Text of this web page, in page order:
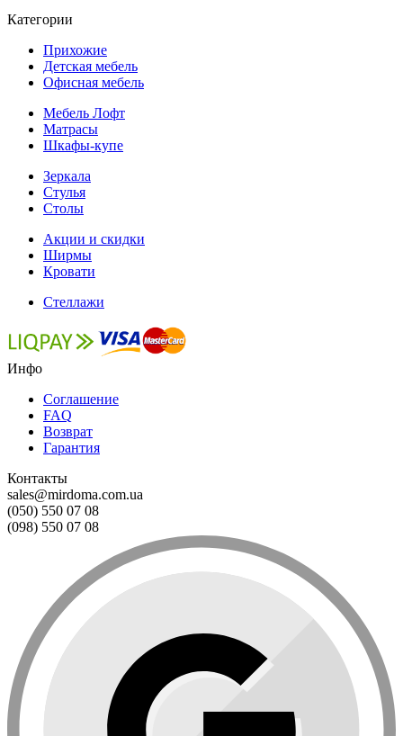
Категории
Прихожие
Детская мебель
Офисная мебель
Мебель Лофт
Матрасы
Шкафы-купе
Зеркала
Стулья
Столы
Акции и скидки
Ширмы
Кровати
Стеллажи
Инфо
Соглашение
FAQ
Возврат
Гарантия
Контакты
sales@mirdoma.com.ua
(050) 550 07 08
(098) 550 07 08